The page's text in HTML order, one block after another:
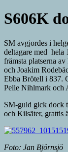
S606K
SM avgjordes i
deltagare med hela
främsta platserna
och Joakim
Ebba Brötell i 837.
Pelle Nihlmark och
SM-guld gick dock
och Kilsäter, grattis
Foto: Jan Björnsjö